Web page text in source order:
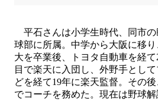
平石さんは小学生時代、同市の
球部に所属。中学から大阪に移
大を卒業後、トヨタ自動車を経
目で楽天に入団し、外野手とし
どを経て19年に楽天監督。その
でコーチを務めた。現在は野球